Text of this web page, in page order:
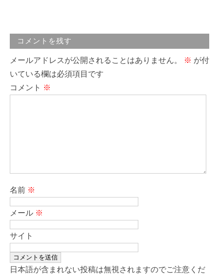
コメントを残す
メールアドレスが公開されることはありません。 ※ が付
いている欄は必須項目です
コメント ※
名前 ※
メール ※
サイト
日本語が含まれない投稿は無視されますのでご注意くだ